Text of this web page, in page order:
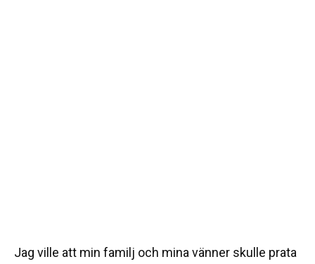
Jag ville att min familj och mina vänner skulle prata